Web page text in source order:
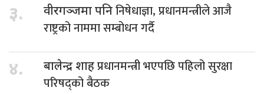
३. वीरगञ्जमा पनिनिषेधाज्ञा, प्रधानमन्त्रीले आजै
राष्ट्रको नाममा सम्बोधन गर्दै
४. बालेन्द्र शाहप्रधानमन्त्री भएपछि पहिलो सुरक्षा
परिषद्को बैठक